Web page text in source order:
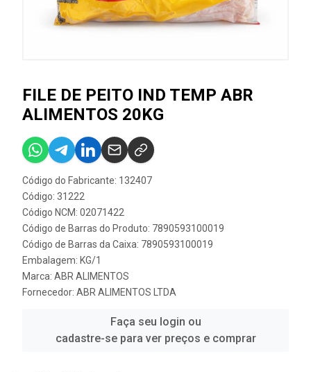
FILE DE PEITO IND TEMP ABR
ALIMENTOS 20KG
Código do Fabricante: 132407
Código: 31222
Código NCM: 02071422
Código de Barras do Produto: 7890593100019
Código de Barras da Caixa: 7890593100019
Embalagem: KG/1
Marca: ABR ALIMENTOS
Fornecedor: ABR ALIMENTOS LTDA
Faça seu login ou
cadastre-se para ver preços e comprar